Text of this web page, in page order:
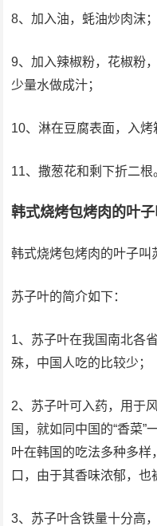
8、加入油，蚝油炒肉沫；
9、加入辣椒粉，花椒粉
少量水做成汁；
10、淋在豆腐表面，入烤
11、撒葱花和剩下折二根
韩式烧烤包烤肉的叶
韩式烧烤包烤肉的叶子叫
苏子叶的简介如下：
1、苏子叶在我国南北各
殊，中国人吃的比较少；
2、苏子叶可入药，用于
国，就如同中国的“香菜”
叶在韩国的吃法多种多
口，由于其香味浓郁，也
3、苏子叶含铁量十分高